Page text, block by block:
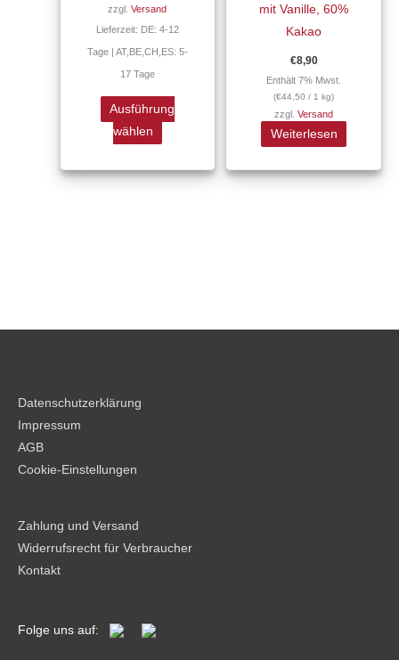
zzgl.Versand
Lieferzeit: DE: 4-12
Tage | AT,BE,CH,ES: 5-
17 Tage
Ausführung
wählen
gewählt
mit Vanille, 60%
Kakao
€8,90
Enthält 7% Mwst.
(€44,50 / 1 kg)
zzgl.Versand
Weiterlesen
Datenschutzerklärung
Impressum
AGB
Cookie-Einstellungen
Zahlung und Versand
Widerrufsrecht für Verbraucher
Kontakt
Folge uns auf: